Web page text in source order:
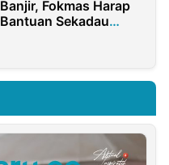
Banjir, Fokmas Harap
Bantuan Sekadau